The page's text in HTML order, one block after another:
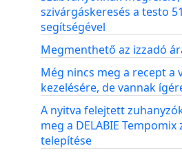
szivárgáskeresés a testo
segítségével
Megmenthető az izzadó
Még nincs meg a recept a
kezelésére, de vannak
A nyitva felejtett
meg a DELABIE
telepítése